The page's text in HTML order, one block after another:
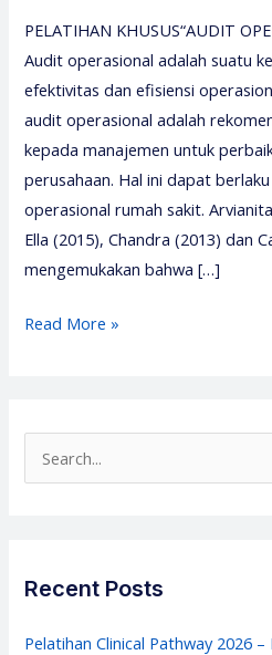
PELATIHAN KHUSUS“AUDIT
Audit operasional adalah suatu
efektivitas dan efisiensi
audit operasional adalah
kepada manajemen untuk
perusahaan. Hal ini dapat
operasional rumah sakit.
Ella (2015), Chandra (2013) dan
mengemukakan bahwa […]
Pelatihan
Read More »
e
f
Recent Posts
Pelatihan Clinical Pathway 2026